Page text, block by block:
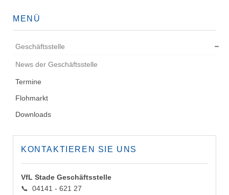
MENÜ
Geschäftsstelle
News der Geschäftsstelle
Termine
Flohmarkt
Downloads
KONTAKTIEREN SIE UNS
VfL Stade Geschäftsstelle
📞 04141 - 621 27